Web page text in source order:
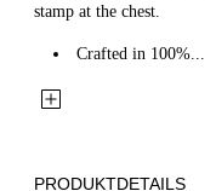
stamp at the chest.
Crafted in 100%...
PRODUKTDETAILS